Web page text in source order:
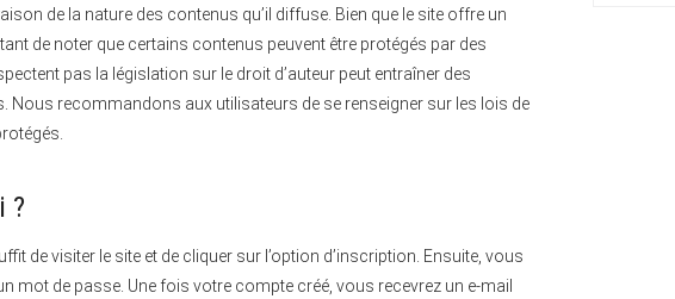
de la nature des contenus qu’il diffuse. Bien que le site offre un
de noter que certains contenus peuvent être protégés par des
pas la législation sur le droit d’auteur peut entraîner des
Nous recommandons aux utilisateurs de se renseigner sur les lois de
?
de visiter le site et de cliquer sur l’option d’inscription. Ensuite, vous
mot de passe. Une fois votre compte créé, vous recevrez un e-mail